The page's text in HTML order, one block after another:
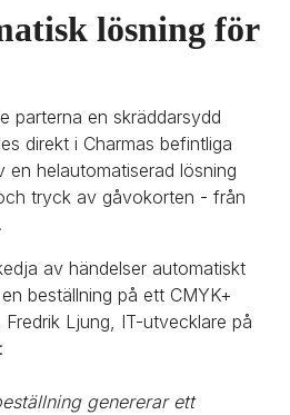
lösning för
parterna en skräddarsydd
direkt i Charmas befintliga
en helautomatiserad lösning
tryck av gåvokorten - från
av händelser automatiskt
beställning på ett CMYK+
Ljung, IT-utvecklare på
genererar ett